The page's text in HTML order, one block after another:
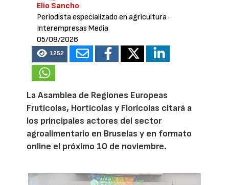
Elio Sancho
Periodista especializado en agricultura·
Interempresas Media
05/08/2026
1252
La Asamblea de Regiones Europeas
Frutícolas, Hortícolas y Florícolas citará a
los principales actores del sector
agroalimentario en Bruselas y en formato
online el próximo 10 de noviembre.